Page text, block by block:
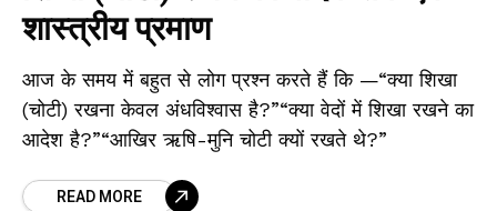
शास्त्रीय प्रमाण
आज के समय में बहुत से लोग प्रश्न करते हैं कि —“क्या शिखा
(चोटी) रखना केवल अंधविश्वास है?”“क्या वेदों में शिखा रखने का
आदेश है?”“आखिर ऋषि-मुनि चोटी क्यों रखते थे?”
READ MORE